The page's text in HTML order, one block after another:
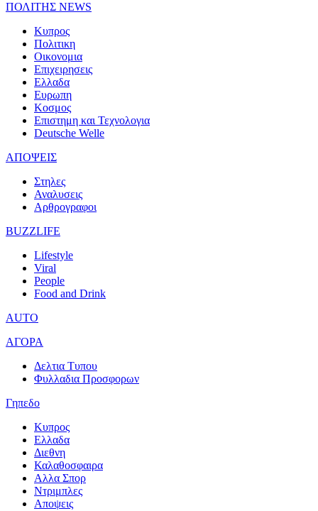
ΠΟΛΙΤΗΣ NEWS
Κυπρος
Πολιτικη
Οικονομια
Επιχειρησεις
Ελλαδα
Ευρωπη
Κοσμος
Επιστημη και Τεχνολογια
Deutsche Welle
ΑΠΟΨΕΙΣ
Στηλες
Αναλυσεις
Αρθρογραφοι
BUZZLIFE
Lifestyle
Viral
People
Food and Drink
AUTO
ΑΓΟΡΑ
Δελτια Τυπου
Φυλλαδια Προσφορων
Γηπεδο
Κυπρος
Ελλαδα
Διεθνη
Καλαθοσφαιρα
Αλλα Σπορ
Ντριμπλες
Αποψεις